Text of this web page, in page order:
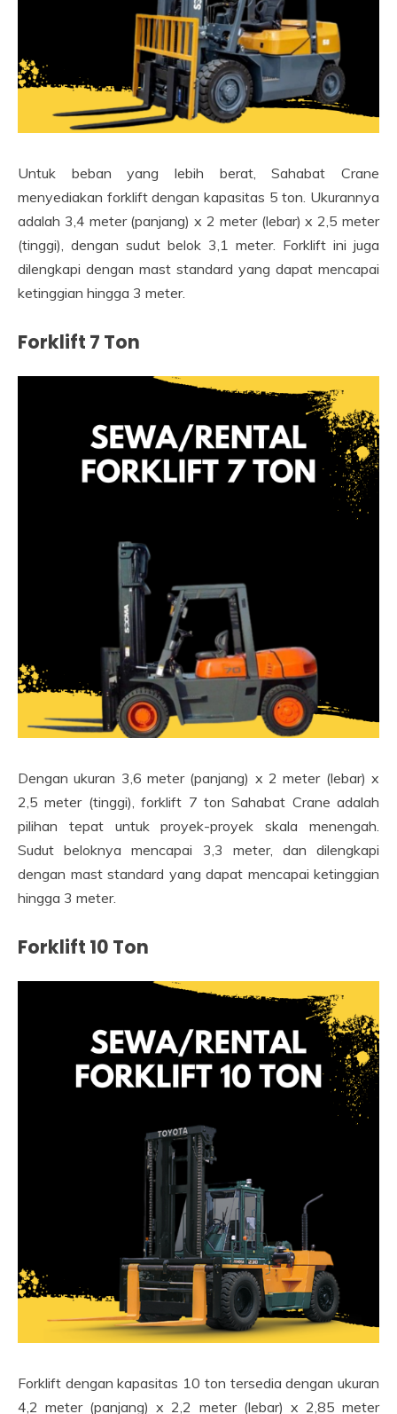
Untuk beban yang lebih berat, Sahabat Crane
menyediakan forklift dengan kapasitas 5 ton. Ukurannya
adalah 3,4 meter (panjang) x 2 meter (lebar) x 2,5 meter
(tinggi), dengan sudut belok 3,1 meter. Forklift ini juga
dilengkapi dengan mast standard yang dapat mencapai
ketinggian hingga 3 meter.
Forklift 7 Ton
Dengan ukuran 3,6 meter (panjang) x 2 meter (lebar) x
2,5 meter (tinggi), forklift 7 ton Sahabat Crane adalah
pilihan tepat untuk proyek-proyek skala menengah.
Sudut beloknya mencapai 3,3 meter, dan dilengkapi
dengan mast standard yang dapat mencapai ketinggian
hingga 3 meter.
Forklift 10 Ton
Forklift dengan kapasitas 10 ton tersedia dengan ukuran
4,2 meter (panjang) x 2,2 meter (lebar) x 2,85 meter